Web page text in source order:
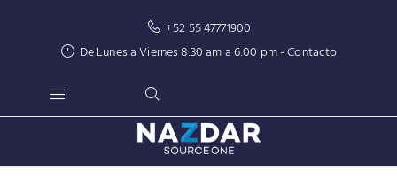
+52 55 47771900
De Lunes a Viernes 8:30 am a 6:00 pm -Contacto